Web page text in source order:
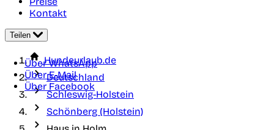
Kontakt
Teilen
Über WhatsApp
Über E-Mail
Über Facebook
Hundeurlaub.de
Deutschland
Schleswig-Holstein
Schönberg (Holstein)